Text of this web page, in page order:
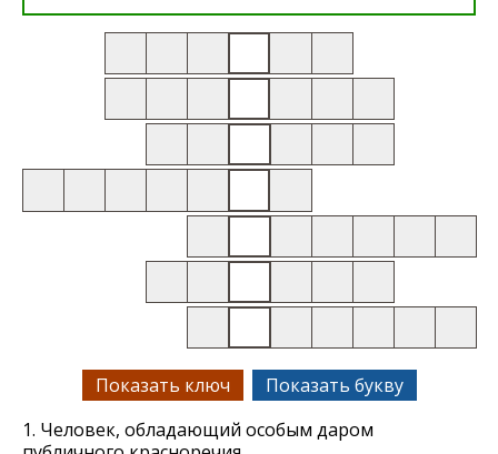
Показать ключ
Показать букву
1. Человек, обладающий особым даром